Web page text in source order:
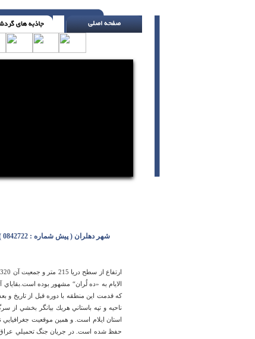
شهر دهلران ( پیش شماره : 0842722 )
الايام به «ده لُران“ مشهور بوده
كه قدمت اين منطقه با دوره قبل از تاريخ و
ناحيه و تپه باستاني هريك بيانگر بخشي
استان ايلام است. و همين موقعيت
حفظ شده است. در جريان جنگ تحميلي عراق